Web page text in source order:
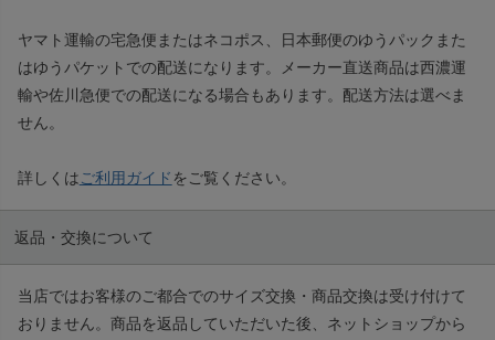
ヤマト運輸の宅急便またはネコポス、日本郵便のゆうパックまた
はゆうパケットでの配送になります。メーカー直送商品は西濃運
輸や佐川急便での配送になる場合もあります。配送方法は選べま
せん。
詳しくはご利用ガイド をご覧ください。
返品・交換について
当店ではお客様のご都合でのサイズ交換・商品交換は受け付けて
おりません。商品を返品していただいた後、ネットショップから